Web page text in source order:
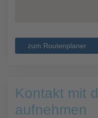
zum Routenplaner
Kontakt mit
aufnehmen